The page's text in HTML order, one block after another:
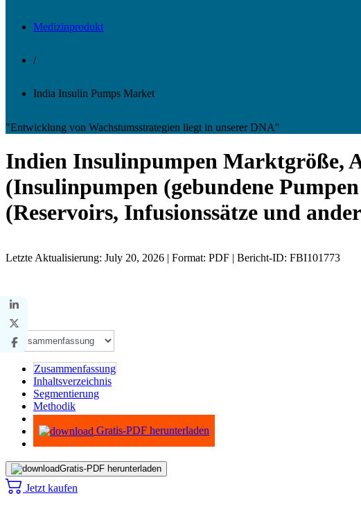
Medizinprodukt
/
India Insulin Pumps Market
"Entwicklung von Wachstumsstrategien liegt in unserer DNA"
Indien Insulinpumpen Marktgröße,
(Insulinpumpen (gebundene
(Reservoirs, Infusionssätze und
Letzte Aktualisierung: July 20, 2026 | Format: PDF | Bericht-ID: FBI101773
Zusammenfassung
Inhaltsverzeichnis
Segmentierung
Methodik
Infografiken
Gratis-PDF herunterladen
Gratis-PDF herunterladen
Jetzt kaufen